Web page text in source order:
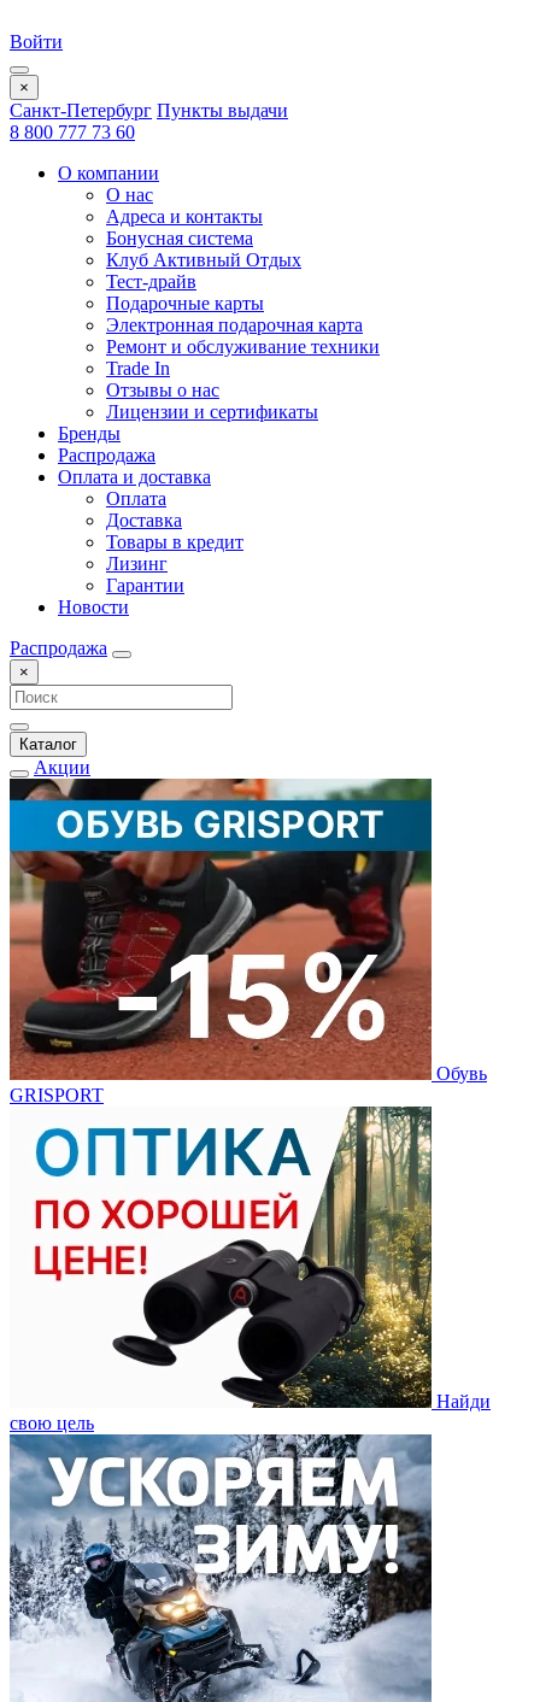
Войти
×
Санкт-Петербург Пункты выдачи
8 800 777 73 60
О компании
О нас
Адреса и контакты
Бонусная система
Клуб Активный Отдых
Тест-драйв
Подарочные карты
Электронная подарочная карта
Ремонт и обслуживание техники
Trade In
Отзывы о нас
Лицензии и сертификаты
Бренды
Распродажа
Оплата и доставка
Оплата
Доставка
Товары в кредит
Лизинг
Гарантии
Новости
Распродажа
×
Каталог
Акции
Обувь
GRISPORT
Найди
свою цель